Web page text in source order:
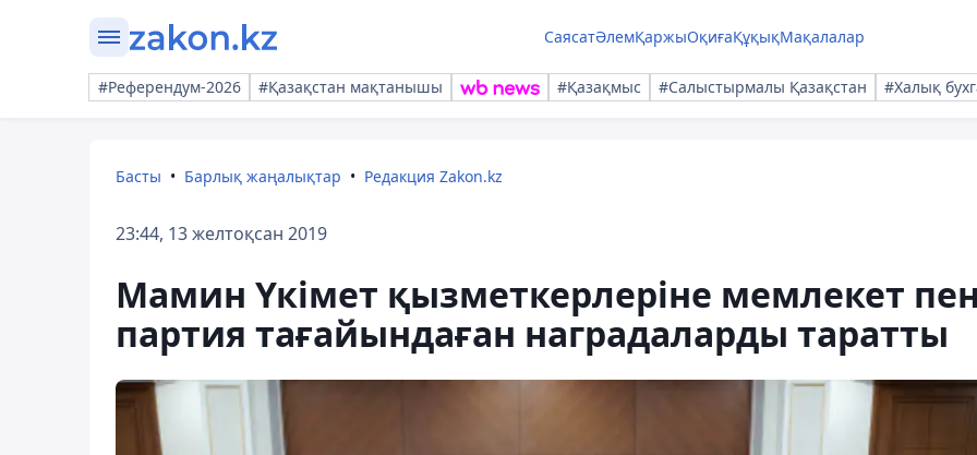
СаясатӘлемҚаржыОқиғаҚұқықМақалалар
#Референдум-2026 #Қазақстан мақтанышы #Қазақмыс #Салыстырмалы Қазақстан #Халық
Басты Барлық жаңалықтар Редакция Zakon.kz
23:44, 13 желтоқсан 2019
Мамин Үкімет қызметкерлеріне мемлекет
партия тағайындаған наградаларды таратты